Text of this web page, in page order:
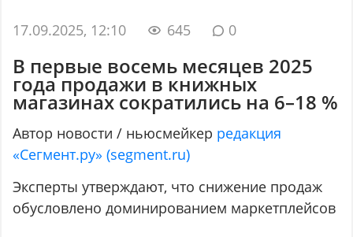
17.09.2025, 12:10 645 0
В первые восемь месяцев 2025
года продажи в книжных
магазинах сократились на 6–18 %
Автор новости / ньюсмейкер редакция
«Сегмент.ру» (segment.ru)
Эксперты утверждают, что снижение продаж
обусловлено доминированием маркетплейсов